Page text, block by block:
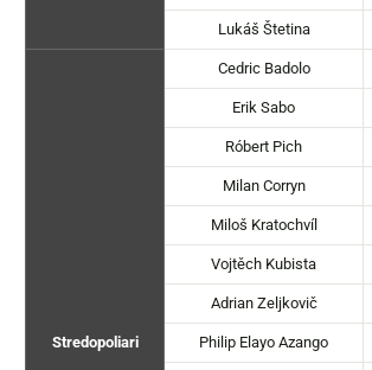
Lukáš Štetina
Stredopoliari
Cedric Badolo
Erik Sabo
Róbert Pich
Milan Corryn
Miloš Kratochvíl
Vojtěch Kubista
Adrian Zeljkovič
Philip Elayo Azango